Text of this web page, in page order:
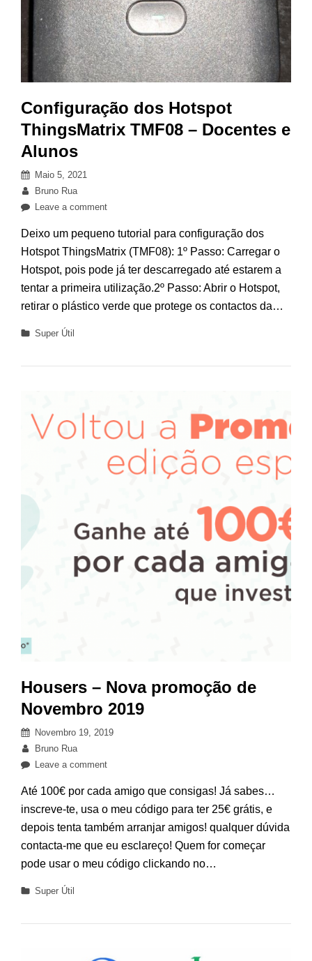
Configuração dos Hotspot
ThingsMatrix TMF08 – Docentes e
Alunos
Posted
on
Maio 5, 2021
By
Bruno Rua
Leave a commenton
dos
Hotspot
ThingsMatrix
TMF08
–
Deixo um pequeno tutorial para configuração dos
Hotspot ThingsMatrix (TMF08): 1º Passo: Carregar o
Hotspot, pois pode já ter descarregado até estarem a
tentar a primeira utilização.2º Passo: Abrir o Hotspot,
retirar o plástico verde que protege os contactos da…
Categories
Super Útil
Housers – Nova promoção de
Novembro 2019
Posted
on
Novembro 19, 2019
By
Bruno Rua
Leave a commenton
–
Nova
promoção
de
Novembro
Até 100€ por cada amigo que consigas! Já sabes…
inscreve-te, usa o meu código para ter 25€ grátis, e
depois tenta também arranjar amigos! qualquer dúvida
contacta-me que eu esclareço! Quem for começar
pode usar o meu código clickando no…
Categories
Super Útil